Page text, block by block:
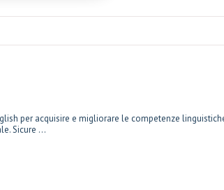
per acquisire e migliorare le competenze
Sicure ...